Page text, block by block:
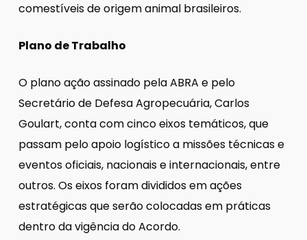
comestíveis de origem animal brasileiros.
Plano de Trabalho
O plano ação assinado pela ABRA e pelo
Secretário de Defesa Agropecuária, Carlos
Goulart, conta com cinco eixos temáticos, que
passam pelo apoio logístico a missões técnicas e
eventos oficiais, nacionais e internacionais, entre
outros. Os eixos foram divididos em ações
estratégicas que serão colocadas em práticas
dentro da vigência do Acordo.